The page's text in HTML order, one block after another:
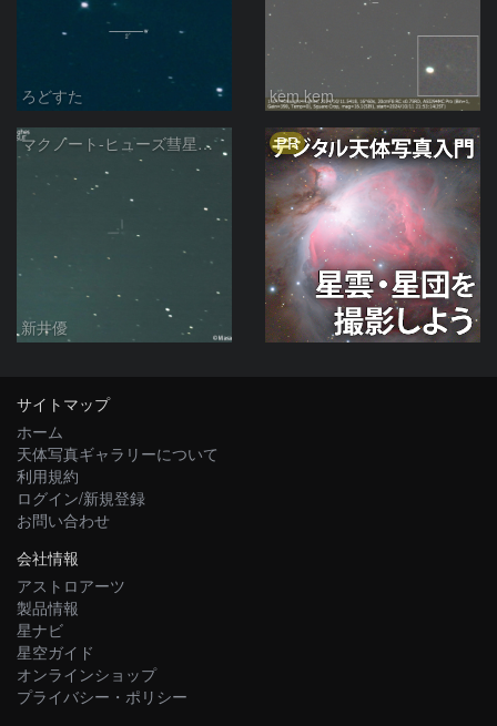
ろどすた kem.kem
マクノート-ヒューズ彗星（130P)：2024/10/02
新井優
PR
サイトマップ
ホーム
天体写真ギャラリーについて
利用規約
ログイン/新規登録
お問い合わせ
会社情報
アストロアーツ
製品情報
星ナビ
星空ガイド
オンラインショップ
プライバシー・ポリシー